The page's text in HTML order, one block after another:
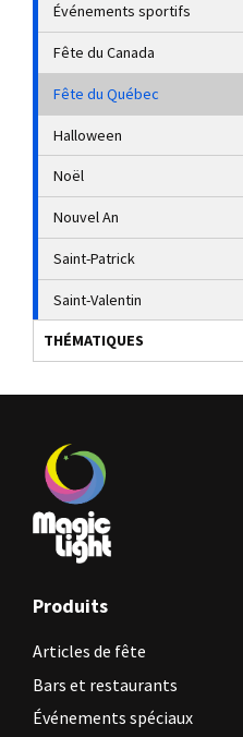
Événements sportifs
Fête du Canada
Fête du Québec
Halloween
Noël
Nouvel An
Saint-Patrick
Saint-Valentin
THÉMATIQUES
Produits
Articles de fête
Bars et restaurants
Événements spéciaux